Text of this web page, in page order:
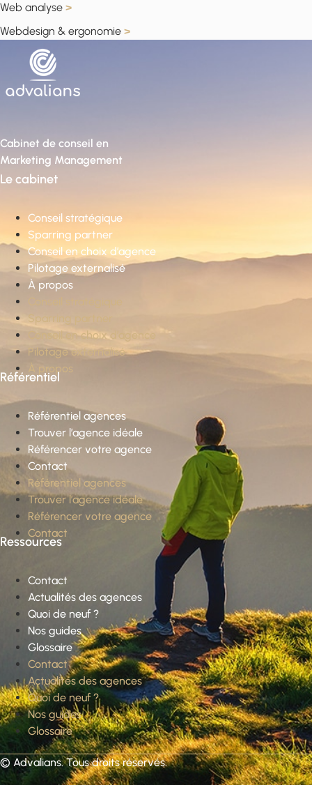
Web analyse >
Webdesign & ergonomie >
Cabinet de conseil en
Marketing Management
Le cabinet
Conseil stratégique
Sparring partner
Conseil en choix d’agence
Pilotage externalisé
À propos
Conseil stratégique
Sparring partner
Conseil en choix d’agence
Pilotage externalisé
À propos
Référentiel
Référentiel agences
Trouver l’agence idéale
Référencer votre agence
Contact
Référentiel agences
Trouver l’agence idéale
Référencer votre agence
Contact
Ressources
Contact
Actualités des agences
Quoi de neuf ?
Nos guides
Glossaire
Contact
Actualités des agences
Quoi de neuf ?
Nos guides
Glossaire
© Advalians. Tous droits réservés.